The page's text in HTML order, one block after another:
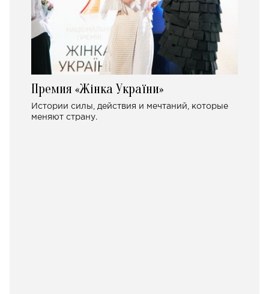
Премия «Жінка України»
Истории силы, действия и мечтаний, которые
меняют страну.